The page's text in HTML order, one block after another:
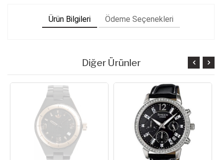
Ürün Bilgileri Ödeme Seçenekleri
Diğer Ürünler